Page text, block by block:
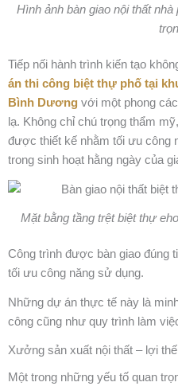
Hình ảnh bàn giao nội thất
Tiếp nối hành trình kiến tạo
án thi công biệt thự phố tại
Bình Dương với một phong
lạ. Không chỉ chú trọng thẩm
được thiết kế nhằm tối ưu công
trong sinh hoạt hằng ngày của
Mặt bằng tầng trệt biệt thự
Công trình được bàn giao đúng
tối ưu công năng sử dụng.
Những dự án thực tế này là
công cũng như quy trình làm
Xưởng sản xuất nội thất – lợi
Một trong những yếu tố quan